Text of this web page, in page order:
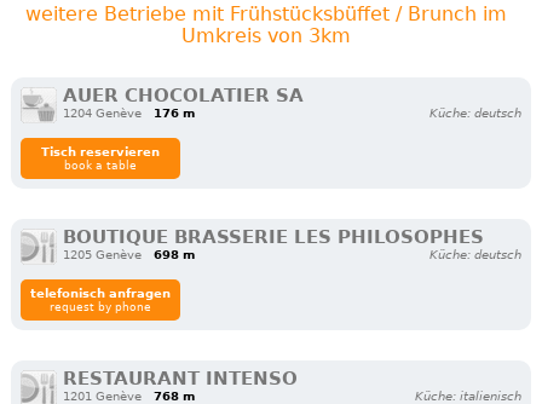
weitere Betriebe mit Frühstücksbüffet / Brunch im
Umkreis von 3km
AUER CHOCOLATIER SA
1204 Genève 176 m Küche: deutsch
Tisch reservieren
book a table
BOUTIQUE BRASSERIE LES PHILOSOPHES
1205 Genève 698 m Küche: deutsch
telefonisch anfragen
request by phone
RESTAURANT INTENSO
1201 Genève 768 m Küche: italienisch